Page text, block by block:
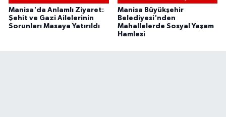
Manisa'da Anlamlı Ziyaret:
Şehit ve Gazi Ailelerinin
Sorunları Masaya Yatırıldı
Manisa Büyükşehir
Belediyesi'nden
Mahallelerde Sosyal Yaşam
Hamlesi